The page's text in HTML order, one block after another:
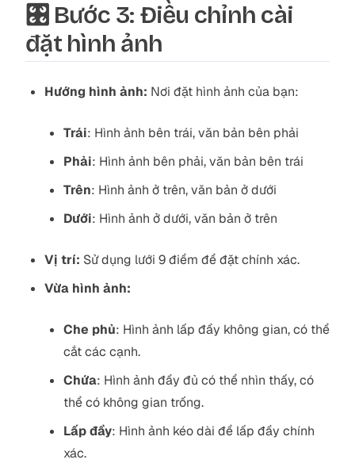
🎛️ Bước 3: Điều chỉnh cài
đặt hình ảnh
Hướng hình ảnh: Nơi đặt hình ảnh của bạn:
Trái: Hình ảnh bên trái, văn bản bên phải
Phải: Hình ảnh bên phải, văn bản bên trái
Trên: Hình ảnh ở trên, văn bản ở dưới
Dưới: Hình ảnh ở dưới, văn bản ở trên
Vị trí: Sử dụng lưới 9 điểm để đặt chính xác.
Vừa hình ảnh:
Che phủ: Hình ảnh lấp đầy không gian, có thể
cắt các cạnh.
Chứa: Hình ảnh đầy đủ có thể nhìn thấy, có
thể có không gian trống.
Lấp đầy: Hình ảnh kéo dài để lấp đầy chính
xác.